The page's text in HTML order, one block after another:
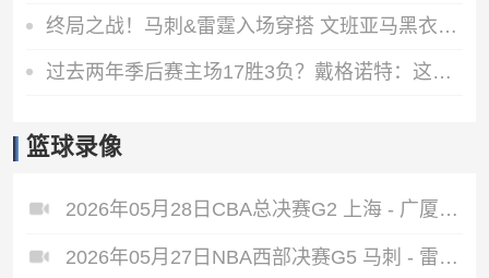
终局之战！马刺&雷霆入场穿搭 文班亚马黑衣人 SGA、切特黑白双煞
过去两年季后赛主场17胜3负？戴格诺特：这显然不能保证任何东西
篮球录像
2026年05月28日CBA总决赛G2 上海 - 广厦 全场录像
2026年05月27日NBA西部决赛G5 马刺 - 雷霆 全场录像